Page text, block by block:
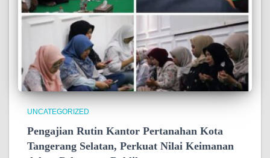
UNCATEGORIZED
Pengajian Rutin Kantor Pertanahan Kota
Tangerang Selatan, Perkuat Nilai Keimanan